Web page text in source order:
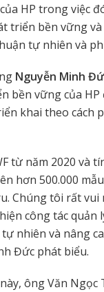
HP trong việc
triển bền vững
tự nhiên và
Nguyễn Minh
bền vững của
khai theo cách
từ năm 2020 và
hơn 500.000
Chúng tôi rất
công tác
nhiên và nâng
Đức phát biểu.
ông Văn